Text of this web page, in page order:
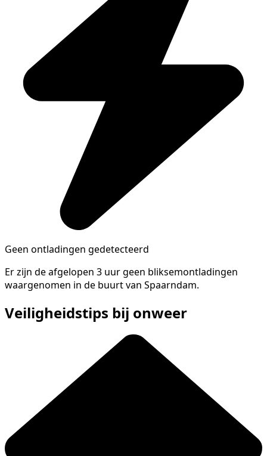
Geen ontladingen gedetecteerd
Er zijn de afgelopen 3 uur geen bliksemontladingen
waargenomen in de buurt van Spaarndam.
Veiligheidstips bij onweer